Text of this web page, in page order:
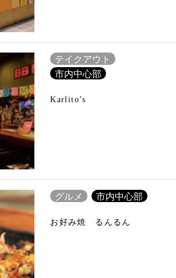
テイクアウト
市内中心部
Karlito’s
グルメ 市内中心部
お好み焼 るんるん